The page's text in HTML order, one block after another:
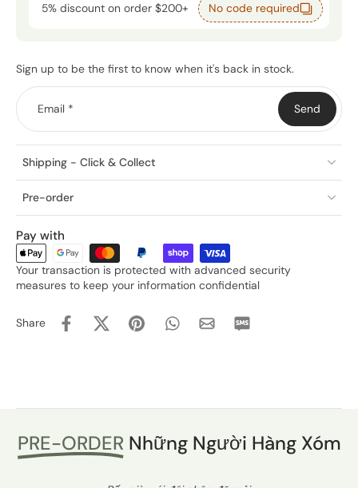
5% discount on order $200+ No code required
Sign up to be the first to know when it's back in stock.
Email * Send
Shipping - Click & Collect
Pre-order
Pay with
Your transaction is protected with advanced security
measures to keep your information confidential
Share
PRE-ORDER Những Người Hàng Xóm